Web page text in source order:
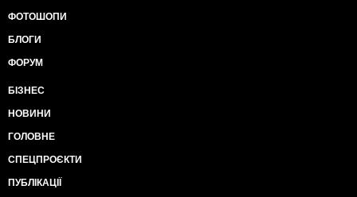
ФОТОШОПИ
БЛОГИ
ФОРУМ
БІЗНЕС
НОВИНИ
ГОЛОВНЕ
СПЕЦПРОЄКТИ
ПУБЛІКАЦІЇ